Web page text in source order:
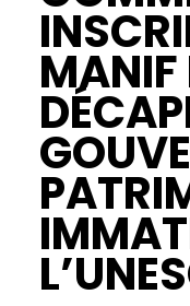
MANIF